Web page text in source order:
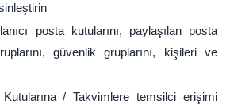
posta kutularını, paylaşılan posta
güvenlik gruplarını, kişileri ve
/ Takvimlere temsilci erişimi